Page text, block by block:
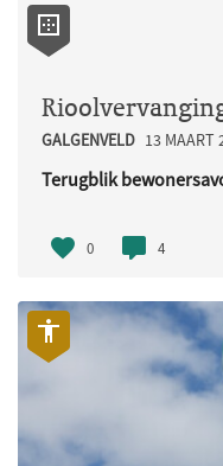
GALGENVELD 13 MAART
Terugblik
0 4